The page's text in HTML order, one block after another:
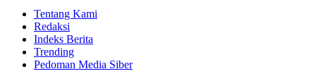
Tentang Kami
Redaksi
Indeks Berita
Trending
Pedoman Media Siber